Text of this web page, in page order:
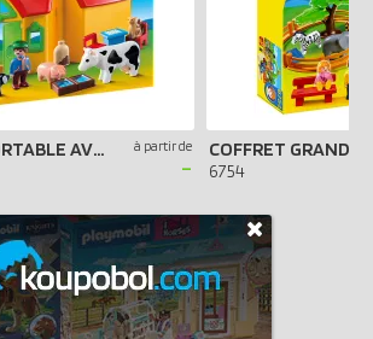
FERME TRANSPORTABLE AVEC ANIMAUX à partir de
-
COFFRET GRAND
6754